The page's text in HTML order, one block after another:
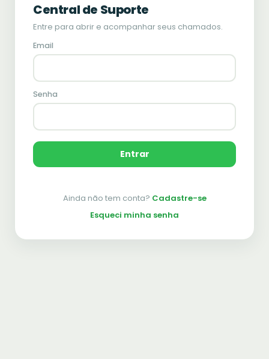
Central de Suporte
Entre para abrir e acompanhar seus chamados.
Email
Senha
Entrar
Ainda não tem conta? Cadastre-se
Esqueci minha senha